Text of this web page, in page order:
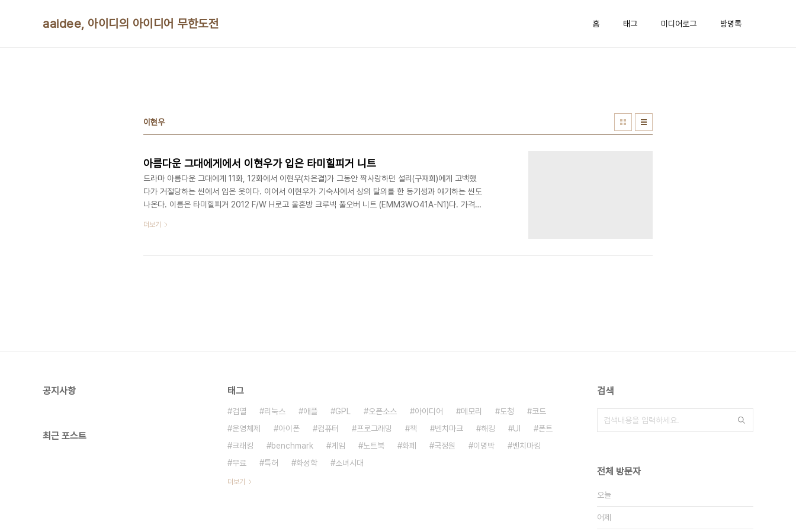
aaidee, 아이디의 아이디어 무한도전 홈 태그 미디어로그 방명록
이현우
아름다운 그대에게에서 이현우가 입은 타미힐피거 니트
드라마 아름다운 그대에게 11화, 12화에서 이현우(차은결)가 그동안 짝사랑하던 설리(구재희)에게 고백했
다가 거절당하는 씬에서 입은 옷이다. 이어서 이현우가 기숙사에서 상의 탈의를 한 동기생과 얘기하는 씬도
나온다. 이름은 타미힐피거 2012 F/W H로고 울혼방 크루넥 풀오버 니트 (EMM3WO41A-N1)다. 가격은
query=EMM3WO41A&iq=&cat_id= 다음은 이 옷을 소개한 블로그다.
blogId=4ip_clover&logNo=90152663517 http..
더보기
공지사항
최근 포스트
태그
검열 리눅스 애플 GPL 오픈소스 아이디어 메모리 도청
코드
운영체제
아이폰 컴퓨터 프로그래밍 책 벤치마크 해킹 UI
폰트
크래킹
benchmark 게임 노트북 화폐 국정원 이명박
벤치마킹
무료
특허 화성학 소녀시대
더보기
검색
전체 방문자
오늘
어제